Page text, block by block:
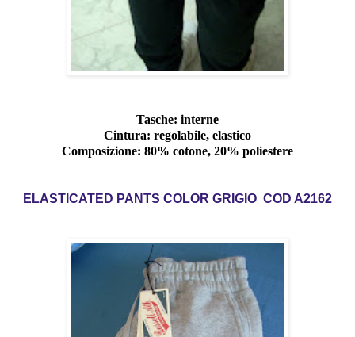
Tasche: interne
Cintura: regolabile, elastico
Composizione: 80% cotone, 20% poliestere
ELASTICATED PANTS COLOR GRIGIO COD A2162